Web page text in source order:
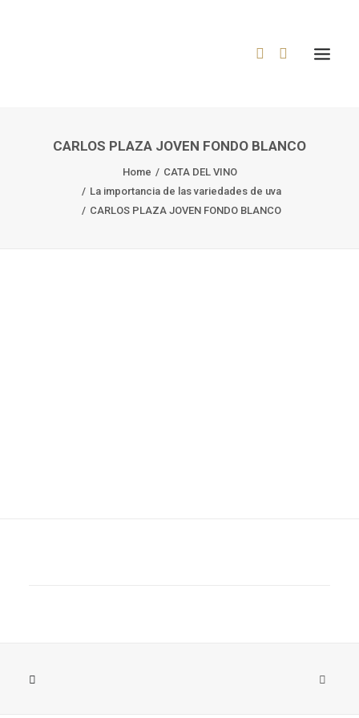
CARLOS PLAZA JOVEN FONDO BLANCO
Home
CATA DEL VINO
La importancia de las variedades de uva
CARLOS PLAZA JOVEN FONDO BLANCO